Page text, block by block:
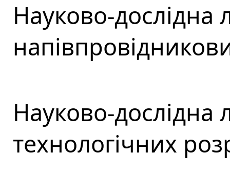
Науково-дослідна
Науково-дослідна
технологічних